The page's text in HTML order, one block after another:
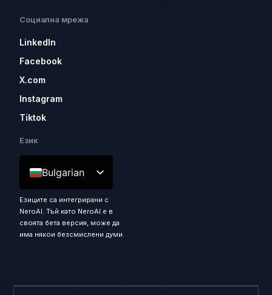
Социална мрежа
LinkedIn
Facebook
X.com
Instagram
Tiktok
Език
Bulgarian
Езиците са интегрирани с
NeroAI. Тъй като NeroAI е в
своята бета версия, може да
има някои безсмислени думи.